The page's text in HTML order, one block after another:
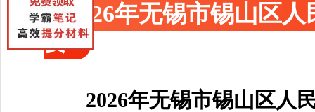
2026年无锡市锡山区
要
2026年无锡市锡山区人